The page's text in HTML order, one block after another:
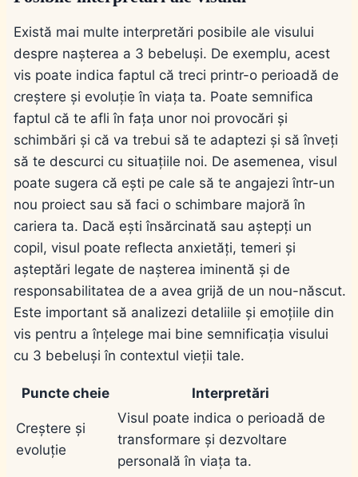
Există mai multe interpretări posibile ale visului
despre nașterea a 3 bebeluși. De exemplu, acest
vis poate indica faptul că treci printr-o perioadă de
creștere și evoluție în viața ta. Poate semnifica
faptul că te afli în fața unor noi provocări și
schimbări și că va trebui să te adaptezi și să înveți
să te descurci cu situațiile noi. De asemenea, visul
poate sugera că ești pe cale să te angajezi într-un
nou proiect sau să faci o schimbare majoră în
cariera ta. Dacă ești însărcinată sau aștepți un
copil, visul poate reflecta anxietăți, temeri și
așteptări legate de nașterea iminentă și de
responsabilitatea de a avea grijă de un nou-născut.
Este important să analizezi detaliile și emoțiile din
vis pentru a înțelege mai bine semnificația visului
cu 3 bebeluși în contextul vieții tale.
Puncte cheie Interpretări
Creștere și
evoluție
Visul poate indica o perioadă de
transformare și dezvoltare
personală în viața ta.